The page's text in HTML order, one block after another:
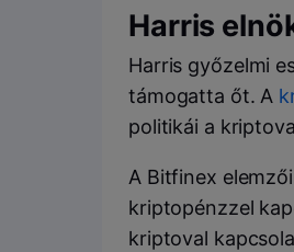
Harris
Harris győzelmi
támogatta őt. A
politikái a
A Bitfinex
kriptopénzzel
kriptoval